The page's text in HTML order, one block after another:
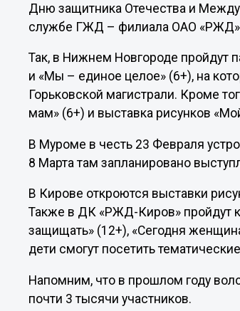
Дню защитника Отечества и
службе ГЖД – филиала ОАО
Так, в Нижнем Новгороде пройдут
и «Мы – единое целое» (6+), на
Горьковской магистрали. Кроме
мам» (6+) и выставка рисунков
В Муроме в честь 23 Февраля
8 Марта там запланировано
В Кирове откроются выставки
Также в ДК «РЖД-Киров» пройдут
защищать» (12+), «Сегодня
дети смогут посетить
Напомним, что в прошлом году
почти 3 тысячи участников.